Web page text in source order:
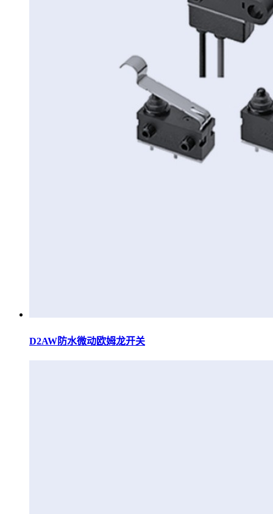
D2AW防水微动欧姆龙开关